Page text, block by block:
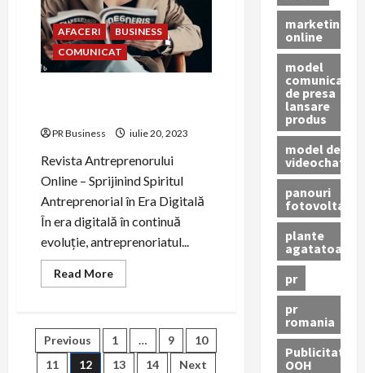
AFACERI
BUSINESS
COMUNICAT
PR Business iulie 20, 2023
Revista Antreprenorului
Online – Sprijinind Spiritul
Antreprenorial în Era Digitală
În era digitală în continuă
evoluție, antreprenoriatul...
Read MoreRead
more
Online
Paginație
Previous 1 … 9
10
11
12 13 14 Next
marketing
online
model
comunicat
de presa
lansare
produs
model de
videochat
panouri
fotovoltaice
plante
agatatoare
pr
pr
romania
Publicitate
OOH